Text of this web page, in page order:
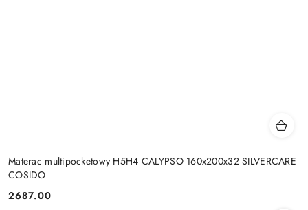
Materac multipocketowy H5H4 CALYPSO 160x200x32 SILVERCARE
COSIDO
Cena:
2687.00